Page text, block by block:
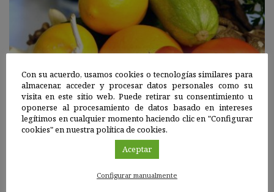
Internacional|01 ENE 2021
nuevo para mejorar el sistema inmunitario
Con su acuerdo, usamos cookies o tecnologías similares para
almacenar, acceder y procesar datos personales como su
visita en este sitio web. Puede retirar su consentimiento u
oponerse al procesamiento de datos basado en intereses
legítimos en cualquier momento haciendo clic en "Configurar
cookies" en nuestra política de cookies.
Aceptar
Configurar manualmente